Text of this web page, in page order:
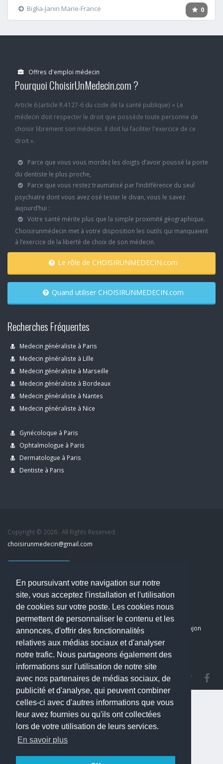
En poursuivant votre navigation sur notre
site, vous acceptez l'installation et l'utilisation
de cookies sur votre poste. Les cookies nous
permettent de personnaliser le contenu et les
annonces, d'offrir des fonctionnalités
relatives aux médias sociaux et d'analyser
notre trafic. Nous partageons également des
informations sur l'utilisation de notre site
avec nos partenaires de médias sociaux, de
publicité et d'analyse, qui peuvent combiner
celles-ci avec d'autres informations que vous
leur avez fournies ou qu'ils ont collectées
lors de votre utilisation de leurs services.
En savoir plus
0
Biglia-Janin Marie-France
Offres d'emploi médecin
Pourquoi ChoisirUnMedecin.com ?
Article 6 (article R.4127-6 du code de la santé publique) « Le
médecin doit respecter le droit que possède toute personne de
choisir librement son médecin. Il doit lui faciliter l'exercice de ce
droit ».
Parce que vous vous mordez les doigts d’avoir poussé la porte
du dentiste le plus proche,
Parce que vous restez traumatisé par l’indifférence du seul
psychiatre dont vous avez osé tester le divan, vous le savez
aujourd’hui :
Votre santé mérite plus que la simple proximité géographique.
Choisirunmédecin met à votre disposition les outils qui manquaient
à l’exercice de la liberté de choix de son médecin.
Le rôle de CHOISIRUNMEDECIN.com
Quand utiliser CHOISIRUNMEDECIN.com
Recherches Fréquentes
Medecin généraliste à Paris
Medecin généraliste à Lille
Medecin généraliste à Marseille
Medecin généraliste à Bordeaux
Medecin généraliste à Nantes
Medecin généraliste à Nice
Gynécoloque à Paris
Ophtalmologue à Paris
Dermatologue à Paris
Dentiste à Paris
Copyright © 2026 . All Rights Reserved.
choisirunmedecin@gmail.com
Accueil
Blog
Mon compte
Dernier avis : PASCAL DELCAMPE, Chirurgien maxillo-faciale à Arpajon
Mentions légales
Politique de confidentialité